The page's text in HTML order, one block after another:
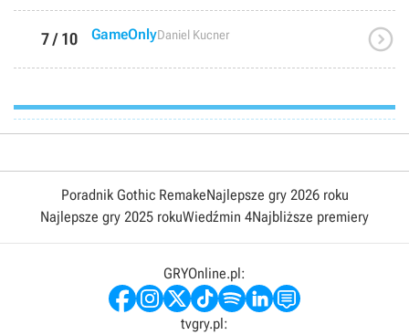
7 / 10 GameOnlyDaniel Kucner 
Poradnik Gothic RemakeNajlepsze gry 2026 roku
Najlepsze gry 2025 rokuWiedźmin 4Najbliższe premiery
GRYOnline.pl:
tvgry.pl: